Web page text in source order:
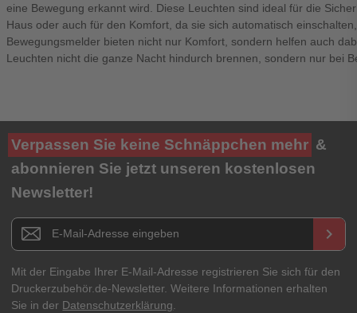
eine Bewegung erkannt wird. Diese Leuchten sind ideal für die
Haus oder auch für den Komfort, da sie sich automatisch
Bewegungsmelder bieten nicht nur Komfort, sondern helfen auch
Leuchten nicht die ganze Nacht hindurch brennen, sondern nur bei
Verpassen Sie keine Schnäppchen mehr &
abonnieren Sie jetzt unseren kostenlosen
Newsletter!
Newsletter E-Mail Adresse keyboard_arrow_right
Mit der Eingabe Ihrer E-Mail-Adresse registrieren Sie sich für den
Druckerzubehör.de-Newsletter. Weitere Informationen erhalten
Sie in der Datenschutzerklärung